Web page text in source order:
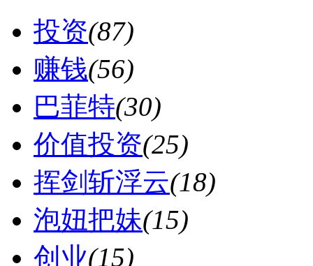
投资(87)
赚钱(56)
巴菲特(30)
价值投资(25)
挥剑斩浮云(18)
泡妞把妹(15)
创业(15)